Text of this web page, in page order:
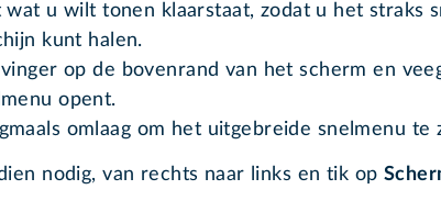
wat u wilt tonen klaarstaat, zodat u het straks
kunt halen.
op de bovenrand van het scherm en
opent.
omlaag om het uitgebreide snelmenu te
nodig, van rechts naar links en tik op